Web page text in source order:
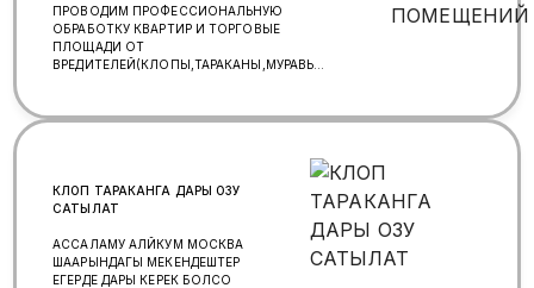
ПРОВОДИМ ПРОФЕССИОНАЛЬНУЮ
ОБРАБОТКУ КВАРТИР И ТОРГОВЫЕ
ПЛОЩАДИ ОТ
ВРЕДИТЕЛЕЙ(КЛОПЫ,ТАРАКАНЫ,МУРАВЬИ)
МЕТОД,МЕТОД ХОЛОДНОГО И ГОРЯЧЕГО
КЛОП ТАРАКАНГА ДАРЫ ОЗУ
САТЫЛАТ
АССАЛАМУ АЛЙКУМ МОСКВА
ШААРЫНДАГЫ МЕКЕНДЕШТЕР
ЕГЕРДЕ ДАРЫ КЕРЕК БОЛСО